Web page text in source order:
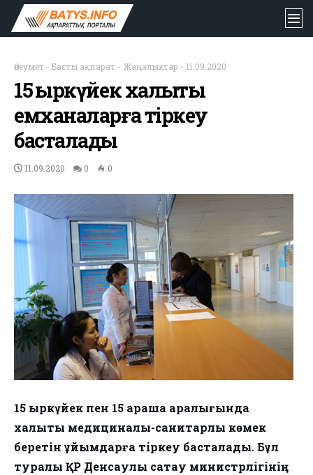
Әлеумет - Басты ақпарат - Жаңалықтар - 11.09.2020
15 қыркүйек халықты
емханаларға тіркеу
басталады
11.09.2020 0 0
15 қыркүйек пен 15 қараша аралығында
халықты медициналық-санитарлық көмек
беретін ұйымдарға тіркеу басталады. Бұл
туралы ҚР Денсаулық сақтау министрлігінің